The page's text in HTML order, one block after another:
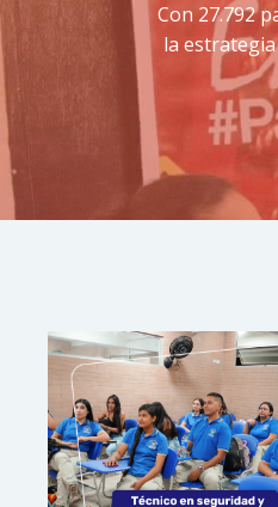
Con 27.792
la